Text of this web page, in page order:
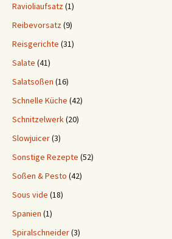
Ravioliaufsatz(1)
Reibevorsatz(9)
Reisgerichte (31)
Salate (41)
Salatsoßen (16)
Schnelle Küche (42)
Schnitzelwerk(20)
Slowjuicer(3)
Sonstige Rezepte (52)
Soßen & Pesto (42)
Sous vide (18)
Spanien (1)
Spiralschneider(3)